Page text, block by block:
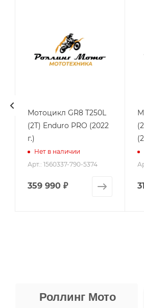
Мотоцикл GR8 T250L
(2T) Enduro PRO (2022
г.)
Нет в наличии
Арт.: 1560337-790-5374
359 990 ₽
Роллинг Мото